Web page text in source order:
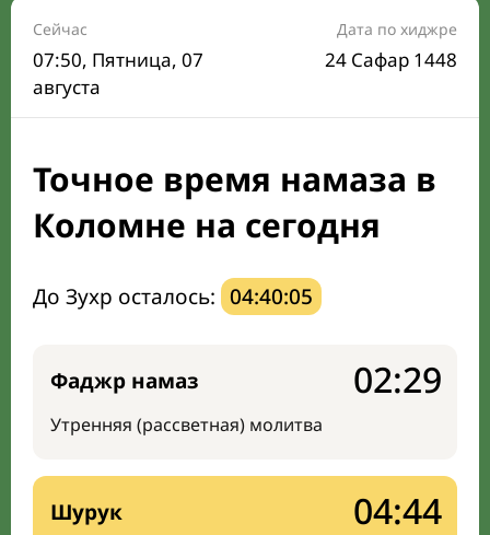
Расписание на месяц
Время Сухура и Ифтара на сегодня
Календарь рамадана
Мечети и молельные комнаты
Направление киблы
Сейчас
07:50, Пятница, 07
августа
Дата по хиджре
24 Сафар 1448
Точное время намаза в
Коломне на сегодня
До Зухр осталось: 04:40:04
Фаджр намаз
Утренняя (рассветная) молитва
02:29
Шурук 04:44